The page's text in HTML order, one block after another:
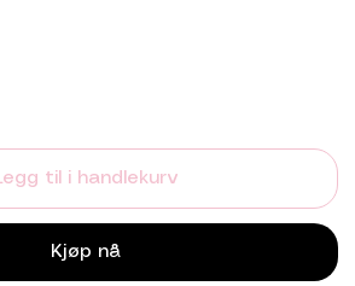
Legg til i handlekurv
Kjøp nå